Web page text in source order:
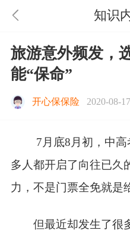
知识
旅游意外频发，
能“保命”
开心保保险 2020-08-
7月底8月初，中高
多人都开启了向往已久
力，不是门票全免就是
但最近却发生了很